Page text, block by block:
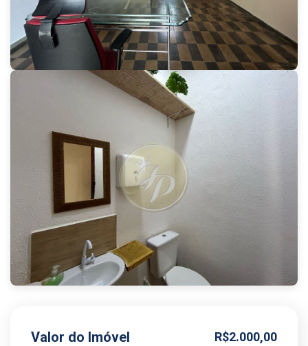
Valor do Imóvel R$2.000,00